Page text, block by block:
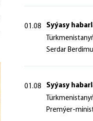
01.08
Syýasy
Serdar
01.08
Syýasy
Premýer-